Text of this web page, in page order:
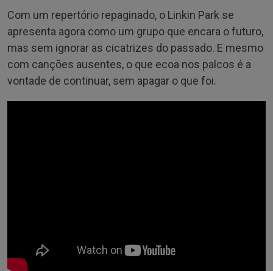
Com um repertório repaginado, o Linkin Park se
apresenta agora como um grupo que encara o futuro,
mas sem ignorar as cicatrizes do passado. E mesmo
com canções ausentes, o que ecoa nos palcos é a
vontade de continuar, sem apagar o que foi.